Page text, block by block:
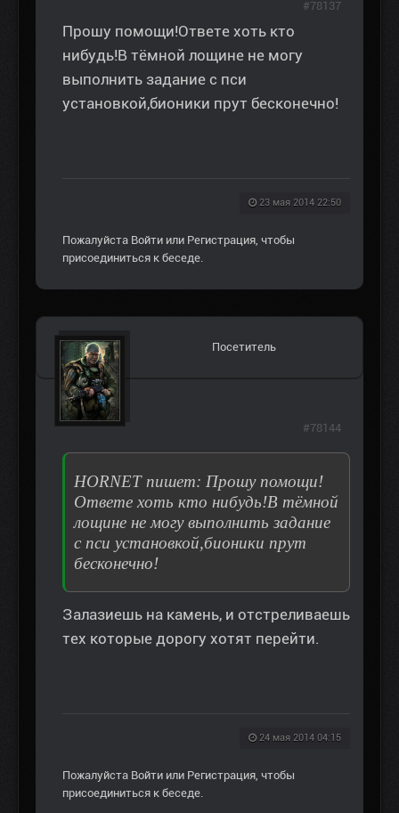
Прошу помощи!Ответе хоть кто
нибудь!В тёмной лощине не могу
выполнить задание с пси
установкой,бионики прут бесконечно!
23 мая 2014 22:50
#78137
Пожалуйста Войти или Регистрация, чтобы
присоединиться к беседе.
Посетитель
HORNET пишет: Прошу помощи!
Ответе хоть кто нибудь!В тёмной
лощине не могу выполнить задание
с пси установкой,бионики прут
бесконечно!
Залазиешь на камень, и отстреливаешь
тех которые дорогу хотят перейти.
24 мая 2014 04:15
#78144
Пожалуйста Войти или Регистрация, чтобы
присоединиться к беседе.